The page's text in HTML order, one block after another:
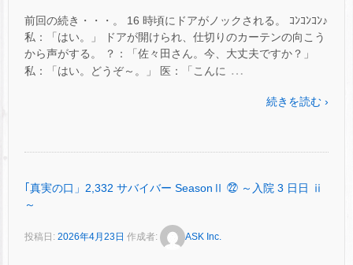
前回の続き・・・。 16 時頃にドアがノックされる。 ｺﾝｺﾝｺﾝ♪
私：「はい。」 ドアが開けられ、仕切りのカーテンの向こう
から声がする。 ？：「佐々田さん。今、大丈夫ですか？」
私：「はい。どうぞ～。」 医：「こんに …
続きを読む ›
｢真実の口」2,332 サバイバー SeasonⅡ ㉒ ～入院 3 日日 ⅱ
～
投稿日: 2026年4月23日 作成者: ASK Inc.